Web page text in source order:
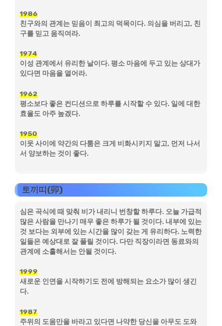
1986
친구와의 관계는 믿음이 최고의 덕목이다. 의심을 버리고, 친
구를 믿고 움직여라.
1974
이성 관계에서 유리한 날이다. 평소 마음에 두고 있는 상대가
있다면 마음을 열어라.
1962
평소보다 좋은 컨디션으로 하루를 시작할 수 있다. 일에 대한
효율도 아주 높겠다.
1950
이웃 사이에 약간의 다툼은 크게 비화시키지 말고, 먼저 나서
서 양보하는 것이 좋다.
토끼띠(卯)
심은 곡식에 때 맞춰 비가 내리니 번창할 하루다. 오늘 가급적
많은 사람을 만나기 매우 좋은 하루가 될 것이다. 내부에 있는
것 보다는 외부에 있는 시간을 많이 갖는 게 유리하다. 노력한
일들은 예상대로 잘 풀릴 것이다. 다만 직장이라면 동료와의
관계에 소홀해서는 안될 것이다.
1999
새로운 인연을 시작하기도 전에 방해되는 요소가 많이 생긴
다.
1987
주위의 도움만을 바라고 있다면 나약한 당신을 아무도 도와